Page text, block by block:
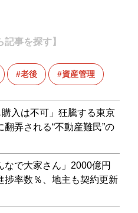
記事を探す】
老後 資産管理
購入は不可」狂騰する東京
弄される“不動産難民”の
なで大家さん」2000億円
率数％、地主も契約更新